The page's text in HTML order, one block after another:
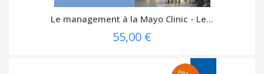
Le management à la Mayo Clinic - Le...
55,00 €